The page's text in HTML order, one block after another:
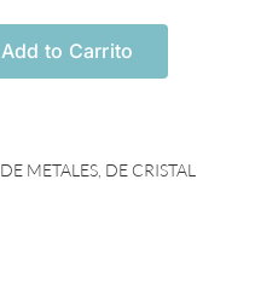
Add to Carrito
DE METALES DE CRISTAL